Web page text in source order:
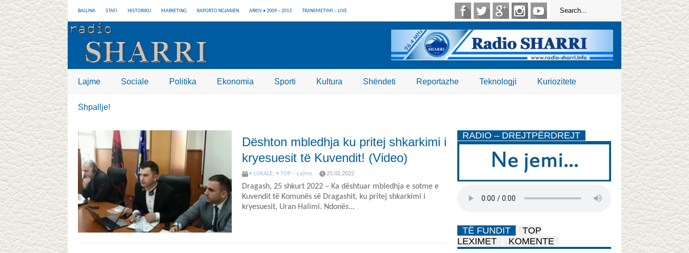
BALLINA STAFI HISTORIKU MARKETING RAPORTO NGJARJEN ARKIV • 2009 – 2013 TRANSMETIMI – LIVE
Lajme Sociale Politika Ekonomia Sporti Kultura Shëndeti Reportazhe Teknologji Kuriozitete
Shpallje!
Dështon mbledhja ku pritej shkarkimi i
kryesuesit të Kuvendit! (Video)
• LOKALE, • TOP – Lajme 25.02.2022
Dragash, 25 shkurt 2022 – Ka dështuar mbledhja e sotme e
Kuvendit të Komunës së Dragashit, ku pritej shkarkimi i
kryesuesit, Uran Halimi. Ndonës...
RADIO – DREJTPËRDREJT
TË FUNDIT
TOP
LEXIMET
KOMENTE